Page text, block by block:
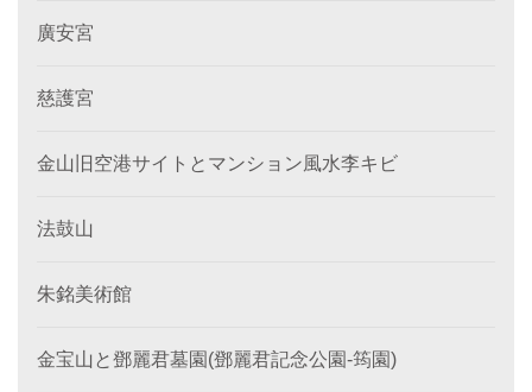
廣安宮
慈護宮
金山旧空港サイトとマンション風水李キビ
法鼓山
朱銘美術館
金宝山と鄧麗君墓園(鄧麗君記念公園-筠園)